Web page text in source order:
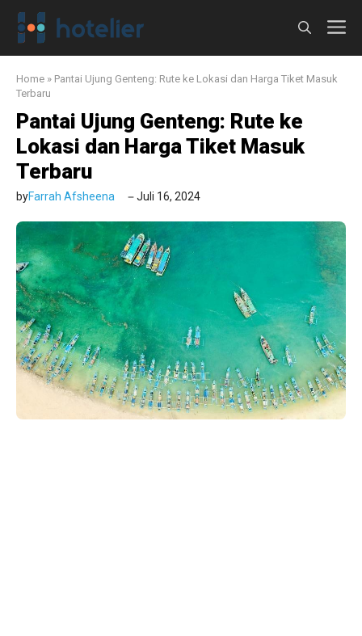
Langsung
Home » Pantai Ujung Genteng: Rute ke Lokasi dan Harga Tiket Masuk
Terbaru
Pantai Ujung Genteng: Rute ke
Lokasi dan Harga Tiket Masuk
Terbaru
byFarrah Afsheena Juli 16, 2024